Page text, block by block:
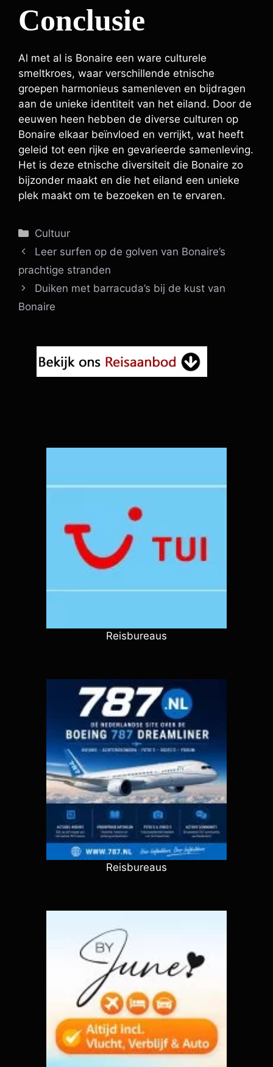
Conclusie
Al met al is Bonaire een ware culturele
smeltkroes, waar verschillende etnische
groepen harmonieus samenleven en bijdragen
aan de unieke identiteit van het eiland. Door de
eeuwen heen hebben de diverse culturen op
Bonaire elkaar beïnvloed en verrijkt, wat heeft
geleid tot een rijke en gevarieerde samenleving.
Het is deze etnische diversiteit die Bonaire zo
bijzonder maakt en die het eiland een unieke
plek maakt om te bezoeken en te ervaren.
Categorieën
Cultuur
Leer surfen op de golven van Bonaire’s
prachtige stranden
Duiken met barracuda’s bij de kust van
Bonaire
Reisbureaus
Reisbureaus